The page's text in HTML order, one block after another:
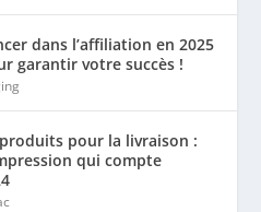
dans l’affiliation en 2025
garantir votre succès !
produits pour la livraison :
qui compte